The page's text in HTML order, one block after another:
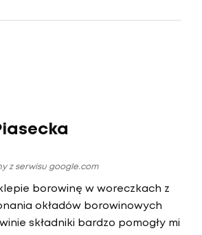
z serwisu google.com
borowinę w woreczkach z
okładów borowinowych
składniki bardzo pomogły mi